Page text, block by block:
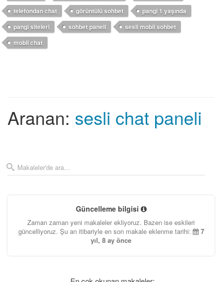
telefondan chat
görüntülü sohbet
pangi 1 yaşında
pangi siteleri
sohbet paneli
sesli mobil sohbet
mobil chat
Aranan: sesli chat paneli
Güncelleme bilgisi
Zaman zaman yeni makaleler ekliyoruz. Bazen ise eskileri
güncelliyoruz. Şu an itibariyle en son makale eklenme tarihi:
7
yıl, 8 ay önce